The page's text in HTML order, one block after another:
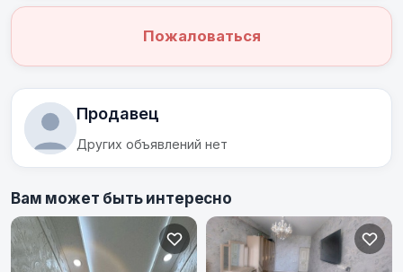
Пожаловаться
Продавец
Других объявлений нет
Вам может быть интересно